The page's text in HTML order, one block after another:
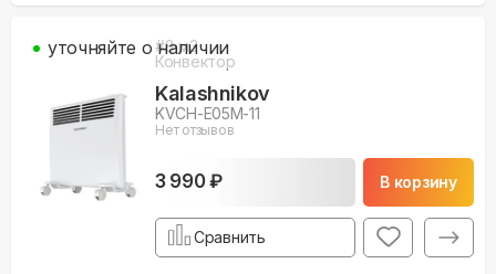
#8м3
Конвектор
Kalashnikov
KVCH-E05M-11
Нет отзывов
3 990 ₽ В корзину
уточняйте о наличии
Сравнить